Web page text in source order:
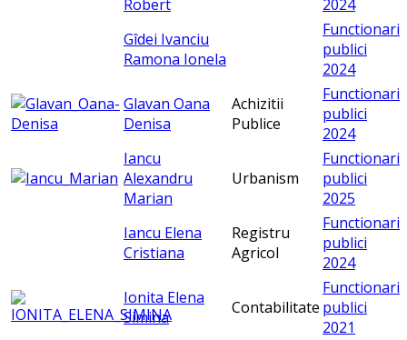
Robert
2024
Gîdei Ivanciu
Ramona Ionela
Functionari
publici
2024
Glavan Oana
Denisa
Achizitii
Publice
Functionari
publici
2024
Iancu
Alexandru
Marian
Urbanism
Functionari
publici
2025
Iancu Elena
Cristiana
Registru
Agricol
Functionari
publici
2024
Ionita Elena
Simina
Contabilitate
Functionari
publici
2021